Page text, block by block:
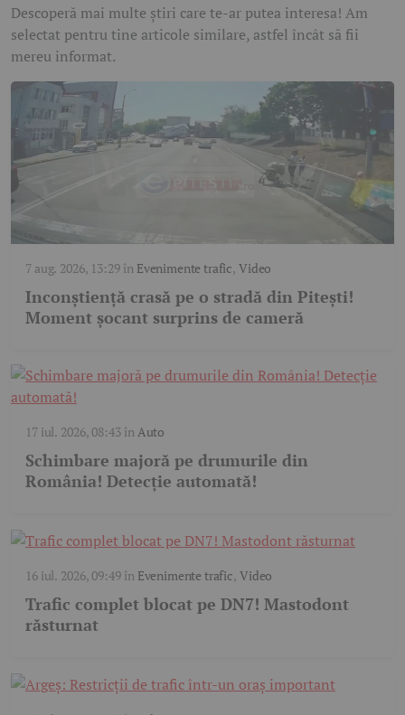
Descoperă mai multe știri care te-ar putea interesa! Am
selectat pentru tine articole similare, astfel încât să fii
mereu informat.
7 aug. 2026, 13:29în Evenimente trafic,Video
Inconștiență crasă pe o stradă din Pitești!
Moment șocant surprins de cameră
17 iul. 2026, 08:43înAuto
Schimbare majoră pe drumurile din
România! Detecție automată!
16 iul. 2026, 09:49în Evenimente trafic, Video
Trafic complet blocat pe DN7! Mastodont
răsturnat